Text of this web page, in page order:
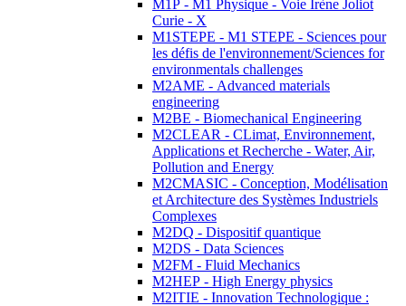
M1P - M1 Physique - Voie Irène Joliot
Curie - X
M1STEPE - M1 STEPE - Sciences pour
les défis de l'environnement/Sciences for
environmentals challenges
M2AME - Advanced materials
engineering
M2BE - Biomechanical Engineering
M2CLEAR - CLimat, Environnement,
Applications et Recherche - Water, Air,
Pollution and Energy
M2CMASIC - Conception, Modélisation
et Architecture des Systèmes Industriels
Complexes
M2DQ - Dispositif quantique
M2DS - Data Sciences
M2FM - Fluid Mechanics
M2HEP - High Energy physics
M2ITIE - Innovation Technologique :